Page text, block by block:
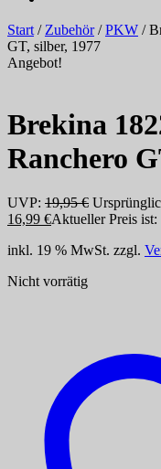
Start/Zubehör/PKW /
GT, silber, 1977
Angebot!
Brekina
Ranchero
UVP: 19,95€
16,99 €Aktueller Preis ist:
inkl. 19 % MwSt. zzgl.
Nicht vorrätig